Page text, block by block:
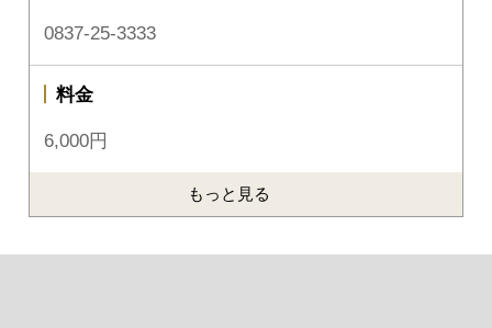
0837-25-3333
料金
6,000円
もっと見る